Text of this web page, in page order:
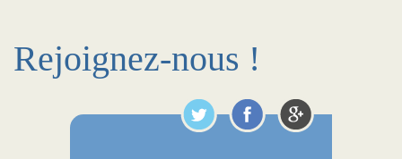
Rejoignez-nous !